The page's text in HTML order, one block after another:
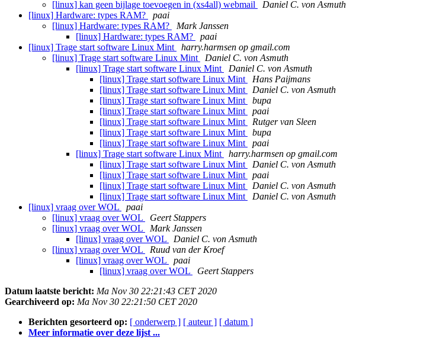
[linux] kan geen bijlage toevoegen in (xs4all) webmail
Daniel C. von Asmuth
[linux] Hardware: types RAM?
paai
[linux] Hardware: types RAM?
Mark Janssen
[linux] Hardware: types RAM?
paai
[linux] Trage start software Linux Mint
harry.harmsen op gmail.com
[linux] Trage start software Linux Mint
Daniel C. von Asmuth
[linux] Trage start software Linux Mint
Daniel C. von Asmuth
[linux] Trage start software Linux Mint
Hans Paijmans
[linux] Trage start software Linux Mint
Daniel C. von Asmuth
[linux] Trage start software Linux Mint
bupa
[linux] Trage start software Linux Mint
paai
[linux] Trage start software Linux Mint
Rutger van Sleen
[linux] Trage start software Linux Mint
bupa
[linux] Trage start software Linux Mint
paai
[linux] Trage start software Linux Mint
harry.harmsen op gmail.com
[linux] Trage start software Linux Mint
Daniel C. von Asmuth
[linux] Trage start software Linux Mint
paai
[linux] Trage start software Linux Mint
Daniel C. von Asmuth
[linux] Trage start software Linux Mint
Daniel C. von Asmuth
[linux] vraag over WOL
paai
[linux] vraag over WOL
Geert Stappers
[linux] vraag over WOL
Mark Janssen
[linux] vraag over WOL
Daniel C. von Asmuth
[linux] vraag over WOL
Ruud van der Kroef
[linux] vraag over WOL
paai
[linux] vraag over WOL
Geert Stappers
Datum laatste bericht: Ma Nov 30 22:21:43 CET 2020
Gearchiveerd op: Ma Nov 30 22:21:50 CET 2020
Berichten gesorteerd op: [ onderwerp ] [ auteur ] [ datum ]
Meer informatie over deze lijst ...